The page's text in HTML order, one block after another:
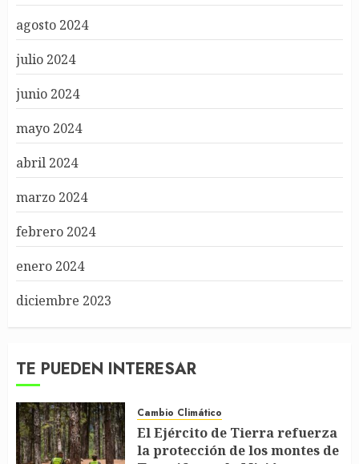
agosto 2024
julio 2024
junio 2024
mayo 2024
abril 2024
marzo 2024
febrero 2024
enero 2024
diciembre 2023
TE PUEDEN INTERESAR
Cambio Climático
El Ejército de Tierra refuerza
la protección de los montes de